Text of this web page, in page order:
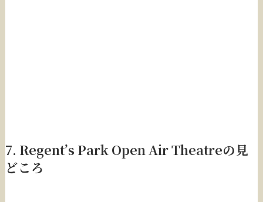
7. Regent’s Park Open Air Theatreの見
どころ